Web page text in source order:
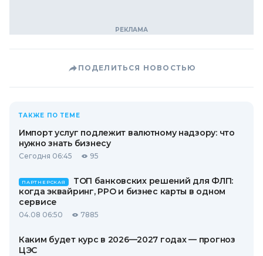
ПОДЕЛИТЬСЯ НОВОСТЬЮ
ТАКЖЕ ПО ТЕМЕ
Импорт услуг подлежит валютному надзору: что
нужно знать бизнесу
Сегодня 06:45 95
ПАРТНЕРСКАЯ
ТОП банковских решений для ФЛП:
когда эквайринг, РРО и бизнес карты в одном
сервисе
04.08 06:50 7885
Каким будет курс в 2026—2027 годах — прогноз
ЦЭС